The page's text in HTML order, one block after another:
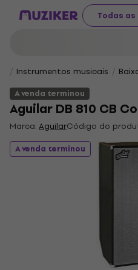
Todas
Instrumentos musicais
A venda terminou
Aguilar DB 810 CB
Marca:AguilarCódigo do
A venda terminou